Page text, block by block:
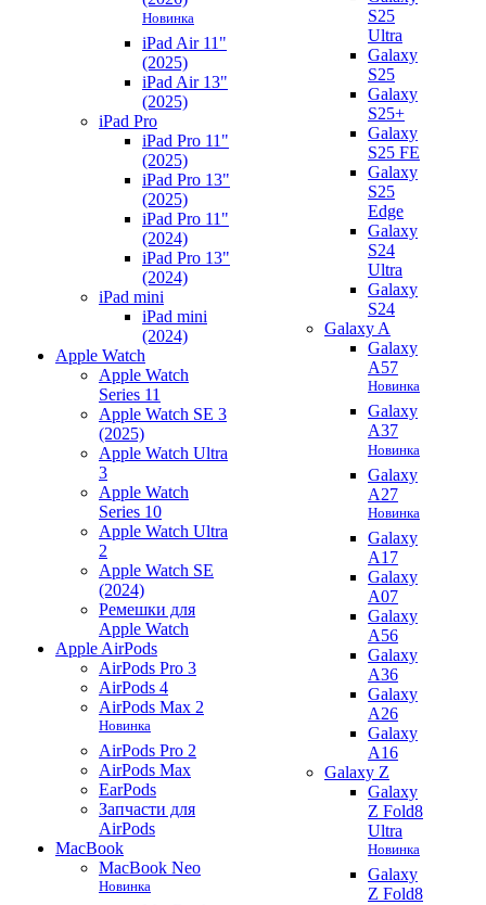
Новинка
iPad Air 11"
(2025)
iPad Air 13"
(2025)
iPad Pro
iPad Pro 11"
(2025)
iPad Pro 13"
(2025)
iPad Pro 11"
(2024)
iPad Pro 13"
(2024)
iPad mini
iPad mini
(2024)
Apple Watch
Apple Watch
Series 11
Apple Watch SE 3
(2025)
Apple Watch Ultra
3
Apple Watch
Series 10
Apple Watch Ultra
2
Apple Watch SE
(2024)
Ремешки для
Apple Watch
Apple AirPods
AirPods Pro 3
AirPods 4
AirPods Max 2
Новинка
AirPods Pro 2
AirPods Max
EarPods
Запчасти для
AirPods
MacBook
MacBook Neo
Новинка
S25
Ultra
Galaxy
S25
Galaxy
S25+
Galaxy
S25 FE
Galaxy
S25
Edge
Galaxy
S24
Ultra
Galaxy
S24
Galaxy A
Galaxy
A57
Новинка
Galaxy
A37
Новинка
Galaxy
A27
Новинка
Galaxy
A17
Galaxy
A07
Galaxy
A56
Galaxy
A36
Galaxy
A26
Galaxy
A16
Galaxy Z
Galaxy
Z Fold8
Ultra
Новинка
Galaxy
Z Fold8